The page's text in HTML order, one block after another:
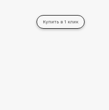
Купить в 1 клик